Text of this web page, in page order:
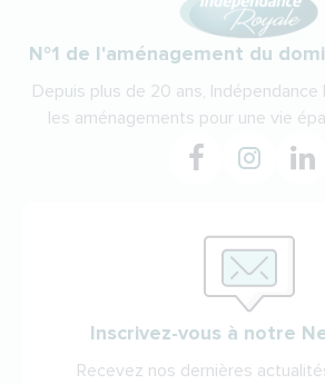
N°1 de l'aménagement du
Depuis plus de 20 ans, Indépendance
les aménagements pour une vie
Inscrivez-vous à notre
Recevez nos dernières